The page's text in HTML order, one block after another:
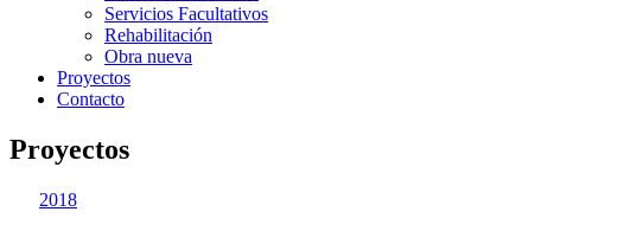
Servicios Facultativos
Rehabilitación
Obra nueva
Proyectos
Contacto
Proyectos
2018